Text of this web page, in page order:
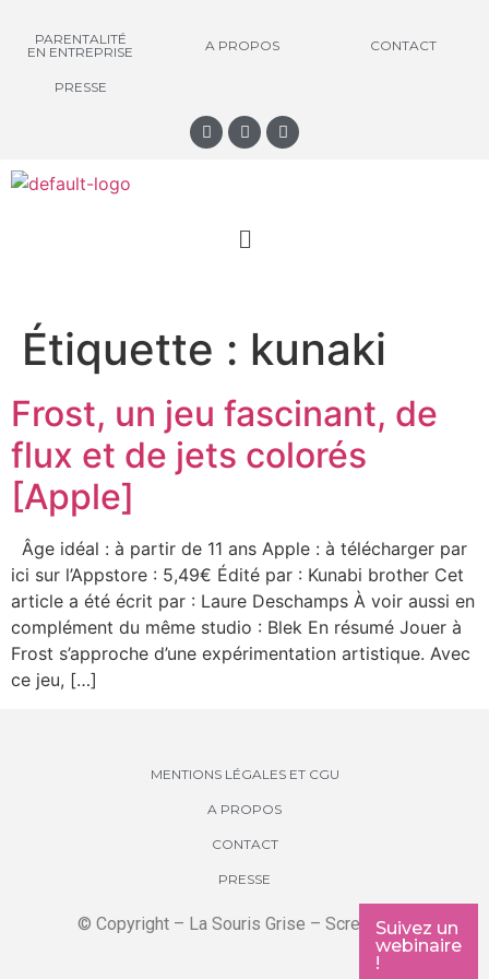
PARENTALITÉ
EN ENTREPRISE
A PROPOS CONTACT
PRESSE
Suivez un
webinaire
!
Étiquette : kunaki
Frost, un jeu fascinant, de
flux et de jets colorés
[Apple]
Âge idéal : à partir de 11 ans Apple : à télécharger par
ici sur l’Appstore : 5,49€ Édité par : Kunabi brother Cet
article a été écrit par : Laure Deschamps À voir aussi en
complément du même studio : Blek En résumé Jouer à
Frost s’approche d’une expérimentation artistique. Avec
ce jeu, […]
MENTIONS LÉGALES ET CGU
A PROPOS
CONTACT
PRESSE
© Copyright – La Souris Grise – Screenkids